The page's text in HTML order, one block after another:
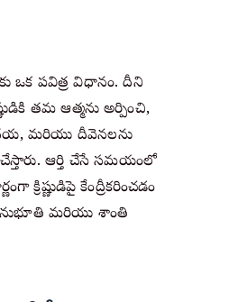
ఒక పవిత్ర విధానం. దీని
తమ ఆత్మను అర్పించి,
మరియు దీవెనలను
చేస్తారు. ఆర్తి చేసే సమయంలో
క్రిష్ణుడిపై కేంద్రీకరించడం
మరియు శాంతి